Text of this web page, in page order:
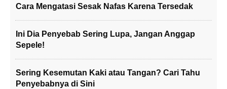
Cara Mengatasi Sesak Nafas Karena Tersedak
Ini Dia Penyebab Sering Lupa, Jangan Anggap
Sepele!
Sering Kesemutan Kaki atau Tangan? Cari Tahu
Penyebabnya di Sini